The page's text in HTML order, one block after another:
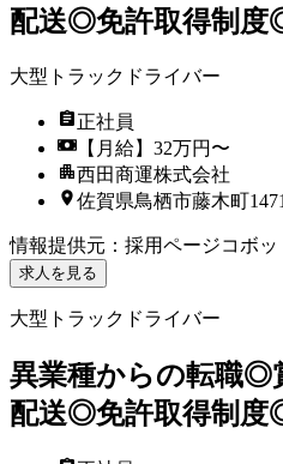
配送◎免許取得制度
大型トラックドライバー
正社員
【月給】32万円〜
西田商運株式会社
佐賀県鳥栖市藤木町
情報提供元 ： 採用ページコボッ
求人を見る
大型トラックドライバー
異業種からの転職◎
配送◎免許取得制度